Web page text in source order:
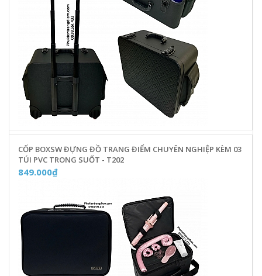
CỐP BOXSW ĐỰNG ĐỒ TRANG ĐIỂM CHUYÊN NGHIỆP KÈM 03
TÚI PVC TRONG SUỐT - T202
849.000₫